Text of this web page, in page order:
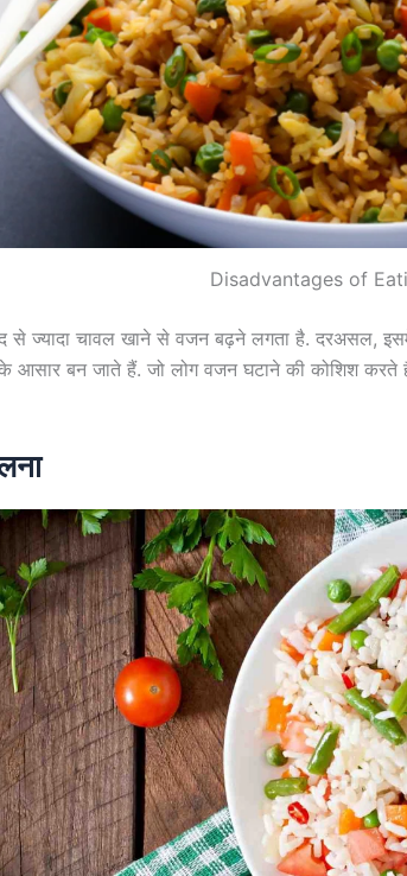
Disadvantages of
से ज्यादा चावल खाने से वजन बढ़ने लगता है. दरअसल,
आसार बन जाते हैं. जो लोग वजन घटाने की कोशिश